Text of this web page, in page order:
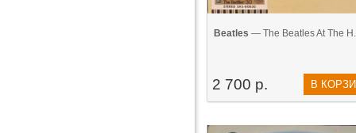
Beatles — The Beatles At The
2 700 р. В